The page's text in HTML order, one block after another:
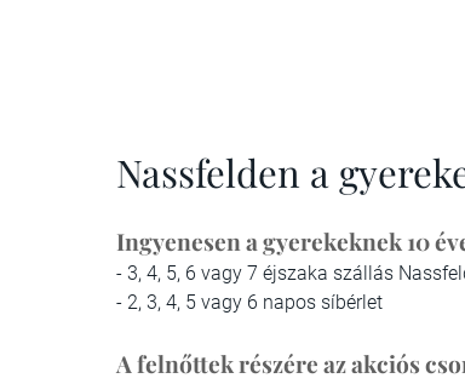
Nassfelden a
Ingyenesen a gyerekeknek 10
- 3, 4, 5, 6 vagy 7 éjszaka szállás
- 2, 3, 4, 5 vagy 6 napos síbérlet
A felnőttek részére az akciós